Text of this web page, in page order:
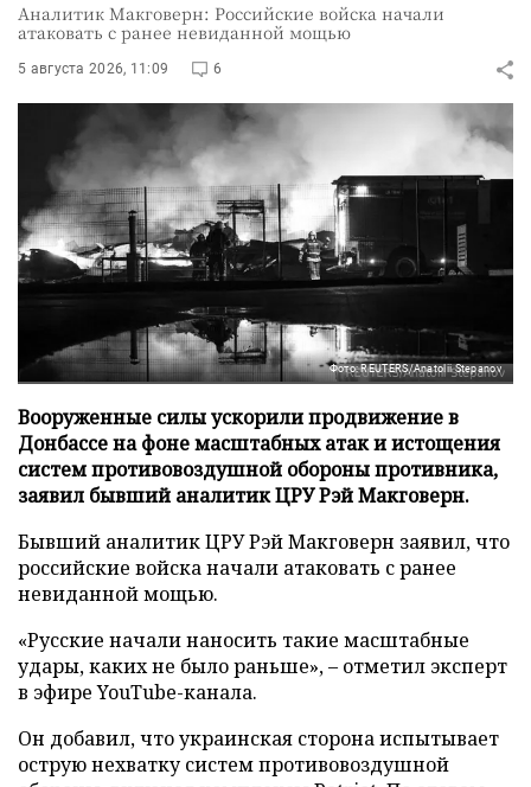
Аналитик Макговерн: Российские войска начали
атаковать с ранее невиданной мощью
5 августа 2026, 11:09 6
Фото: REUTERS/Anatolii Stepanov
Вооруженные силы ускорили продвижение в
Донбассе на фоне масштабных атак и истощения
систем противовоздушной обороны противника,
заявил бывший аналитик ЦРУ Рэй Макговерн.
Бывший аналитик ЦРУ Рэй Макговерн заявил, что
российские войска начали атаковать с ранее
невиданной мощью.
«Русские начали наносить такие масштабные
удары, каких не было раньше», – отметил эксперт
в эфире YouTube-канала.
Он добавил, что украинская сторона испытывает
острую нехватку систем противовоздушной